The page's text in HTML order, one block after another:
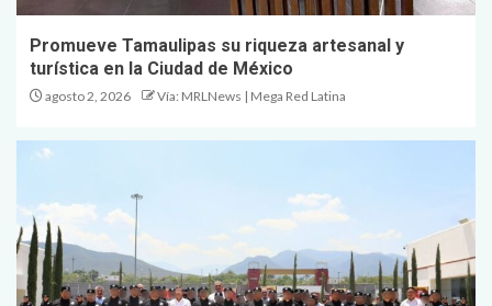
Promueve Tamaulipas su riqueza artesanal y
turística en la Ciudad de México
agosto 2, 2026 Vía: MRLNews | Mega Red Latina